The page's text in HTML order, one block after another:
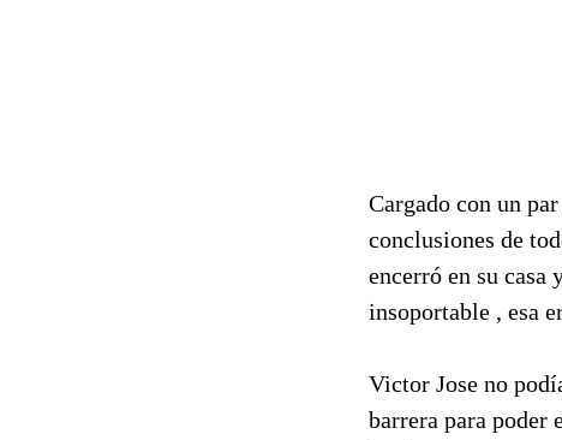
Cargado con un
conclusiones de
encerró en su casa
insoportable , esa
Victor Jose no
barrera para poder